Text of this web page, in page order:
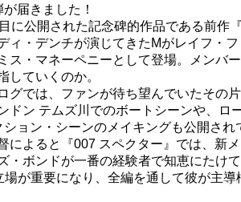
届きました！
に公開された記念碑的作品である前作
ィ・デンチが演じてきたMがレイフ・フ
ス・マネーペニーとして登場。メンバ
していくのか。
グでは、ファンが待ち望んでいたその
ドン テムズ川でのボートシーンや、ロ
ョン・シーンのメイキングも公開され
によると『007 スペクター』では、新
・ボンドが一番の経験者で知恵にたけ
場が重要になり、全編を通して彼が主